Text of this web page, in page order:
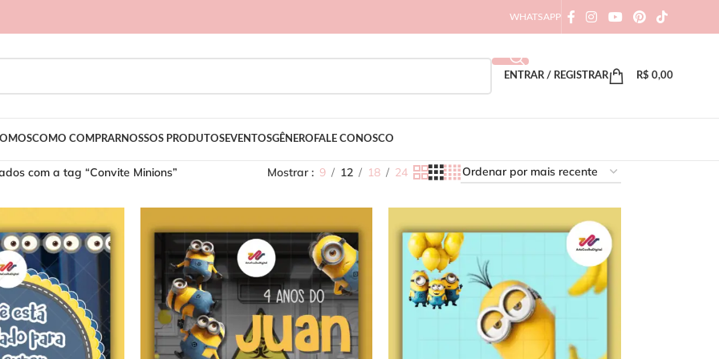
WHATSAPP
ENTRAR / REGISTRAR R$ 0,00
COMO COMPRARNOSSOS PRODUTOSEVENTOSGÊNERO FALE CONOSCO
com a tag “Convite Minions” Mostrar 9 12 18 24